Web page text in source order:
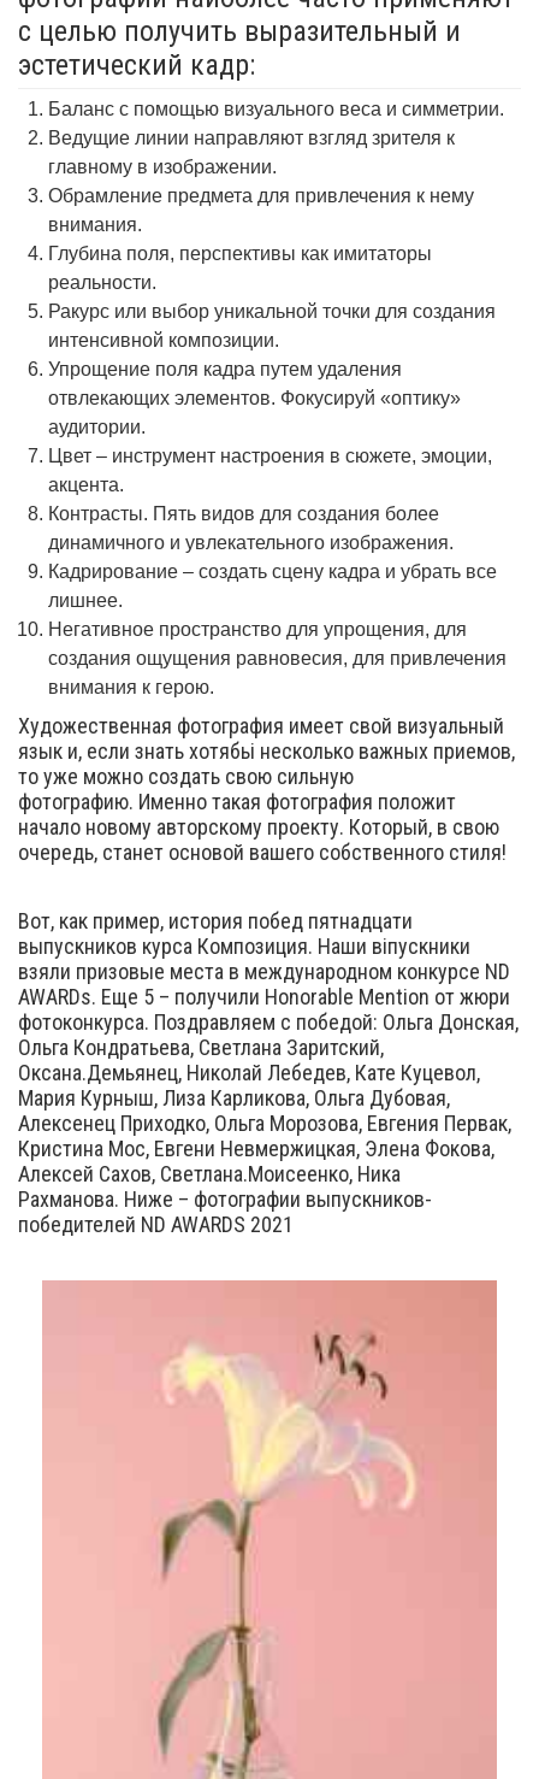
с целью получить выразительный и
эстетический кадр:
Баланс с помощью визуального веса и симметрии.
Ведущие линии направляют взгляд зрителя к
главному в изображении.
Обрамление предмета для привлечения к нему
внимания.
Глубина поля, перспективы как имитаторы
реальности.
Ракурс или выбор уникальной точки для создания
интенсивной композиции.
Упрощение поля кадра путем удаления
отвлекающих элементов. Фокусируй «оптику»
аудитории.
Цвет – инструмент настроения в сюжете, эмоции,
акцента.
Контрасты. Пять видов для создания более
динамичного и увлекательного изображения.
Кадрирование – создать сцену кадра и убрать все
лишнее.
Негативное пространство для упрощения, для
создания ощущения равновесия, для привлечения
внимания к герою.
Художественная фотография имеет свой визуальный
язык и, если знать хотябьі несколько важных приемов,
то уже можно создать свою сильную
фотографию. Именно такая фотография положит
начало новому авторскому проекту. Который, в свою
очередь, станет основой вашего собственного стиля!
Вот, как пример, история побед пятнадцати
выпускников курса Композиция. Наши віпускники
взяли призовые места в международном конкурсе ND
AWARDs. Еще 5 – получили Honorable Mention от жюри
фотоконкурса. Поздравляем с победой: Ольга Донская,
Ольга Кондратьева, Светлана Заритский,
Оксана.Демьянец, Николай Лебедев, Кате Куцевол,
Мария Курныш, Лиза Карликова, Ольга Дубовая,
Алексенец Приходко, Ольга Морозова, Евгения Первак,
Кристина Мос, Евгени Невмержицкая, Элена Фокова,
Алексей Сахов, Светлана.Моисеенко, Ника
Рахманова. Ниже – фотографии выпускников-
победителей ND AWARDS 2021